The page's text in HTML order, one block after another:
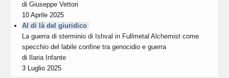
diGiuseppe Vettori
10 Aprile 2025
Al di là del giuridico
La guerra di sterminio di Ishval in Fullmetal Alchemist come
specchio del labile confine tra genocidio e guerra
di
Ilaria Infante
3 Luglio 2025